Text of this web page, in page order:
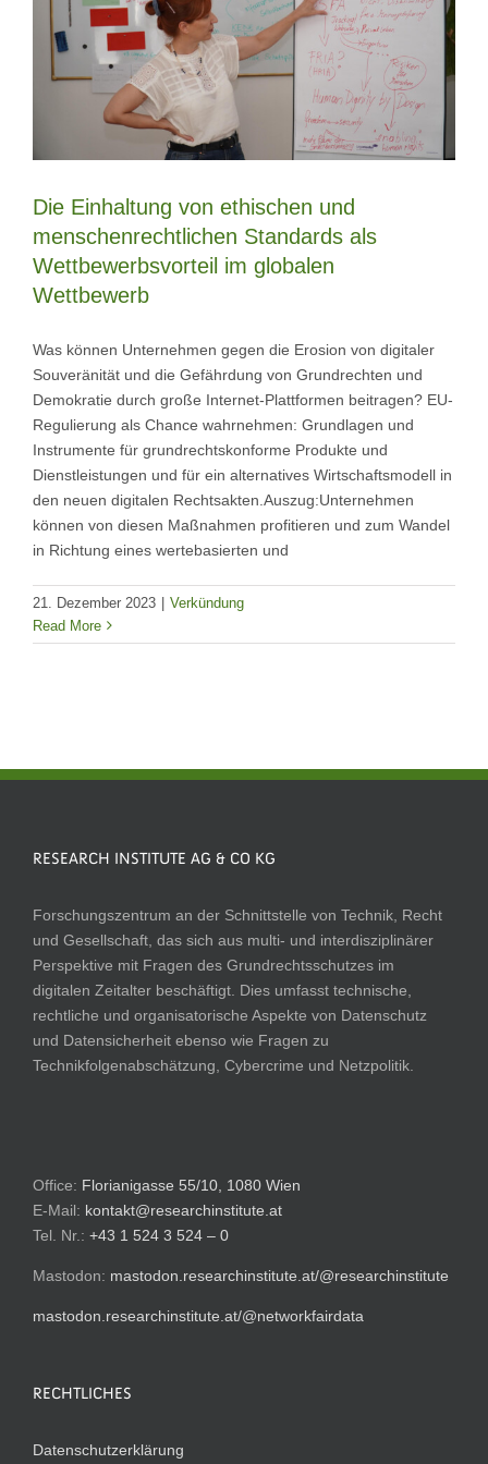
Die Einhaltung von ethischen und
menschenrechtlichen Standards als
Wettbewerbsvorteil im globalen
Wettbewerb
Was können Unternehmen gegen die Erosion von digitaler
Souveränität und die Gefährdung von Grundrechten und
Demokratie durch große Internet-Plattformen beitragen? EU-
Regulierung als Chance wahrnehmen: Grundlagen und
Instrumente für grundrechtskonforme Produkte und
Dienstleistungen und für ein alternatives Wirtschaftsmodell in
den neuen digitalen Rechtsakten.Auszug:Unternehmen
können von diesen Maßnahmen profitieren und zum Wandel
in Richtung eines wertebasierten und
21. Dezember 2023 | Verkündung
Read More
RESEARCH INSTITUTE AG & CO KG
Forschungszentrum an der Schnittstelle von Technik, Recht
und Gesellschaft, das sich aus multi- und interdisziplinärer
Perspektive mit Fragen des Grundrechtsschutzes im
digitalen Zeitalter beschäftigt. Dies umfasst technische,
rechtliche und organisatorische Aspekte von Datenschutz
und Datensicherheit ebenso wie Fragen zu
Technikfolgenabschätzung, Cybercrime und Netzpolitik.
Office: Florianigasse 55/10, 1080 Wien
E-Mail: kontakt@researchinstitute.at
Tel. Nr.: +43 1 524 3 524 – 0
Mastodon: mastodon.researchinstitute.at/@researchinstitute
mastodon.researchinstitute.at/@networkfairdata
RECHTLICHES
Datenschutzerklärung